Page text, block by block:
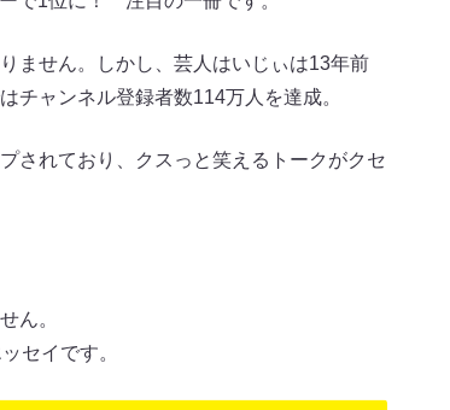
ません。しかし、芸人はいじぃは13年前
チャンネル登録者数114万人を達成。
されており、クスっと笑えるトークがクセ
ん。
セイです。